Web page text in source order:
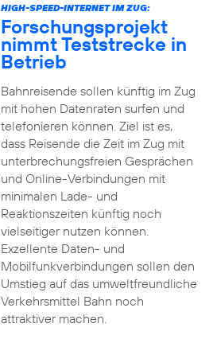
HIGH-SPEED-INTERNET IM ZUG:
Forschungsprojekt
nimmt Teststrecke in
Betrieb
Bahnreisende sollen künftig im Zug
mit hohen Datenraten surfen und
telefonieren können. Ziel ist es,
dass Reisende die Zeit im Zug mit
unterbrechungsfreien Gesprächen
und Online-Verbindungen mit
minimalen Lade- und
Reaktionszeiten künftig noch
vielseitiger nutzen können.
Exzellente Daten- und
Mobilfunkverbindungen sollen den
Umstieg auf das umweltfreundliche
Verkehrsmittel Bahn noch
attraktiver machen.